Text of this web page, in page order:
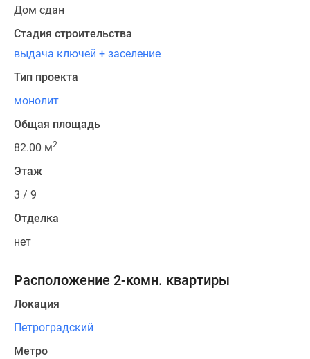
Дом сдан
Стадия строительства
выдача ключей + заселение
Тип проекта
монолит
Общая площадь
82.00 м2
Этаж
3 / 9
Отделка
нет
Расположение 2-комн. квартиры
Локация
Петроградский
Метро